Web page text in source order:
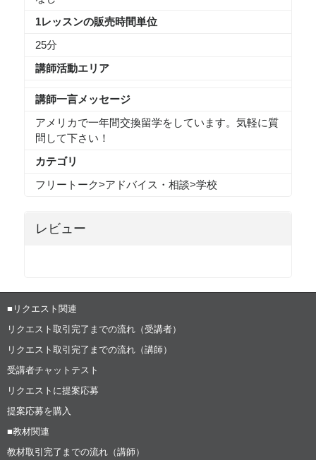
1レッスンの販売時間単位
25分
講師活動エリア
講師一言メッセージ
アメリカで一年間交換留学をしています。気軽に質
問して下さい！
カテゴリ
フリートーク>アドバイス・相談>学校
レビュー
■リクエスト関連
リクエスト取引完了までの流れ（受講者）
リクエスト取引完了までの流れ（講師）
受講者チャットテスト
リクエストに提案応募
提案応募を購入
■教材関連
教材取引完了までの流れ（講師）